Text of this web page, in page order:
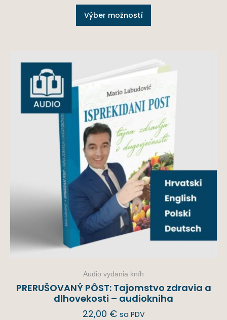
Výber možností
Audio vydania kníh
PRERUŠOVANÝ PÔST: Tajomstvo zdravia a
dlhovekosti – audiokniha
22,00 € sa PDV